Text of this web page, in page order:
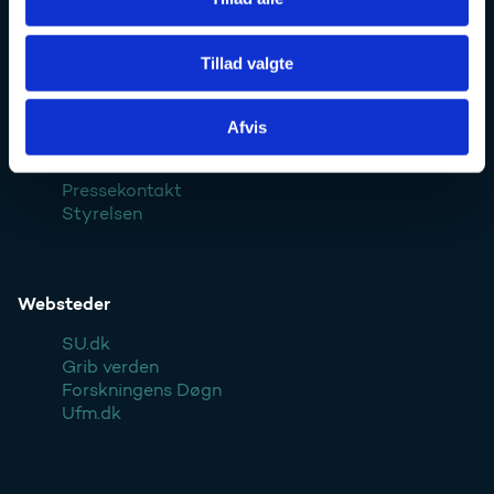
Tillad valgte
Afvis
Forsknings-, Uddannelses- og Digitaliseringsministeriet:
Kontakt
Pressekontakt
Styrelsen
Websteder
SU.dk
Grib verden
Forskningens Døgn
Ufm.dk